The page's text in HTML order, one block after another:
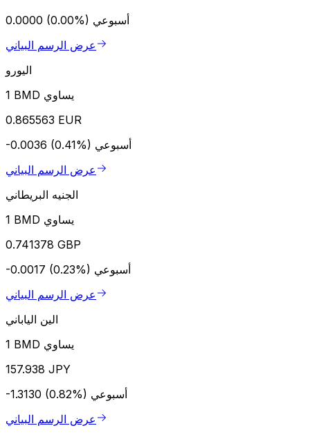
0.0000 (0.00%) أسبوعي
عرض الرسم البياني
اليورو
1 BMD يساوي
0.865563 EUR
-0.0036 (0.41%) أسبوعي
عرض الرسم البياني
الجنيه البريطاني
1 BMD يساوي
0.741378 GBP
-0.0017 (0.23%) أسبوعي
عرض الرسم البياني
الين الياباني
1 BMD يساوي
157.938 JPY
-1.3130 (0.82%) أسبوعي
عرض الرسم البياني